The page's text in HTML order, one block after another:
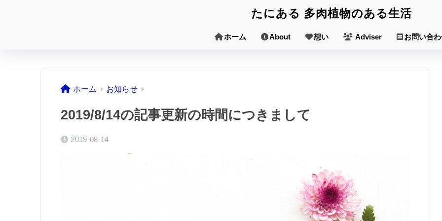
たにある 多肉植物のある生活
ホーム About 想い Adviser お問い合
ホーム お知らせ
2019/8/14の記事更新の時間につきまして
2019-08-14